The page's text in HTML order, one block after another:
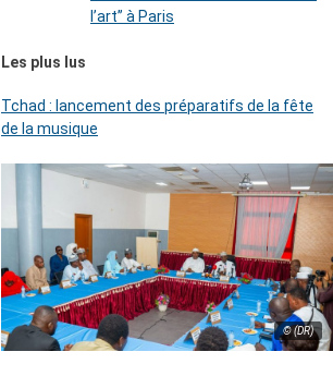
l’art’’ à Paris
Les plus lus
Tchad : lancement des préparatifs de la fête
de la musique
© (DR)